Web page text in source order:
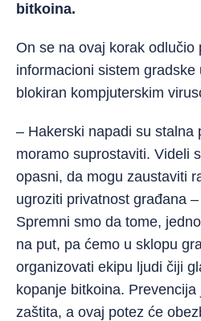
bitkoina.
On se na ovaj korak odlučio
informacioni sistem
blokiran kompjuterskim
– Hakerski napadi su stalna
moramo suprostaviti. Videli
opasni, da mogu zaustaviti
ugroziti privatnost građana
Spremni smo da tome,
na put, pa ćemo u sklopu
organizovati ekipu ljudi čiji
kopanje bitkoina.
zaštita, a ovaj potez će